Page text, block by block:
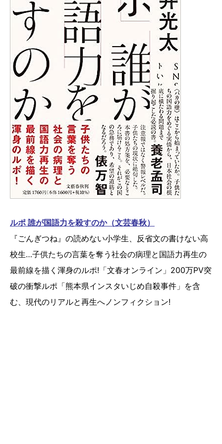
ルポ 誰が国語力を殺すのか（文芸春秋）
『ごんぎつね』の読めない小学生、反省文の書けない高
校生…子供たちの言葉を奪う社会の病理と国語力再生の
最前線を描く渾身のルポ!「文春オンライン」200万PV突
破の衝撃ルポ「熊本県インスタいじめ自殺事件」を含
む、現代のリアルと再生へノンフィクション!